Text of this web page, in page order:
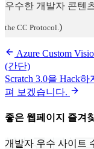
우수한 개발자 콘텐
the CC Protocol.)
Azure Custom
(간단)
Scratch 3.0을 Hack
펴 보겠습니다.
좋은 웹페이지 즐겨
개발자 우수 사이트